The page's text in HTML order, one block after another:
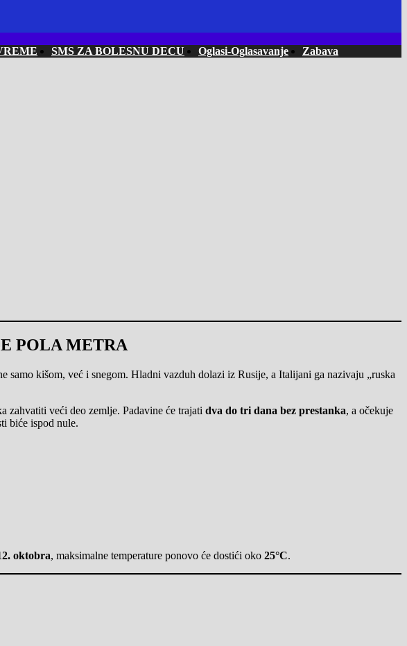
SMS ZA BOLESNU DECU Oglasi-Oglasavanje
Zabava
POLA METRA
samo kišom, već i snegom. Hladni vazduh dolazi iz Rusije, a Italijani ga nazivaju „ruska
zahvatiti veći deo zemlje. Padavine će trajati dva do tri dana bez prestanka, a očekuje
biće ispod nule.
oktobra, maksimalne temperature ponovo će dostići oko 25°C.